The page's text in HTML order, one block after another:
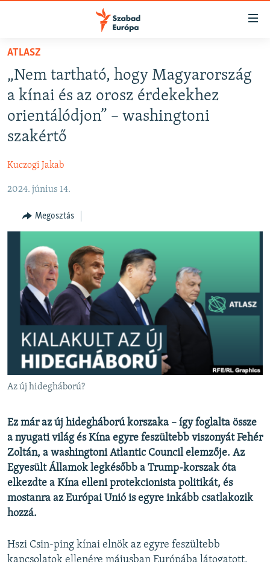
Akadálymentes
Ugrás
fő
oldalra
Ugrás
tartalomjegyzékre
keresésre
AKTUÁLIS
PODCASTOK
VIDEÓK
NER15
SZABADON
TÁRSADALOM
A PÉNZ NYOMÁBAN
EURÓPAI UNIÓ
VILÁG
KLÍMAVÁLTOZÁS
A MÚLT TANULSÁGAI
Valamennyi RFE/RL weboldal
ATLASZ
„Nem tartható, hogy Magyarország
a kínai és az orosz érdekekhez
orientálódjon” – washingtoni
szakértő
Kuczogi Jakab
2024. június 14.
Megosztás
Az új hidegháború?
Ez már az új hidegháború korszaka – így foglalta össze
a nyugati világ és Kína egyre feszültebb viszonyát Fehér
Zoltán, a washingtoni Atlantic Council elemzője. Az
Egyesült Államok legkésőbb a Trump-korszak óta
elkezdte a Kína elleni protekcionista politikát, és
mostanra az Európai Unió is egyre inkább csatlakozik
hozzá.
Hszi Csin-ping kínai elnök az egyre feszültebb
FELIRATKOZÁS